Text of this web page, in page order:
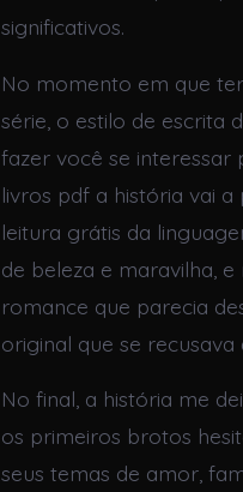
significativos.
No momento em que
série, o estilo de escrita
fazer você se
livros pdf a história vai
leitura grátis da
de beleza e maravilha,
romance que parecia
original que se
No final, a história me
os primeiros brotos
seus temas de amor,